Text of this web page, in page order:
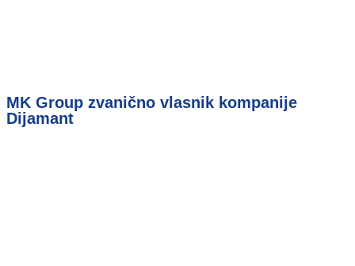
MK Group zvanično vlasnik kompanije
Dijamant